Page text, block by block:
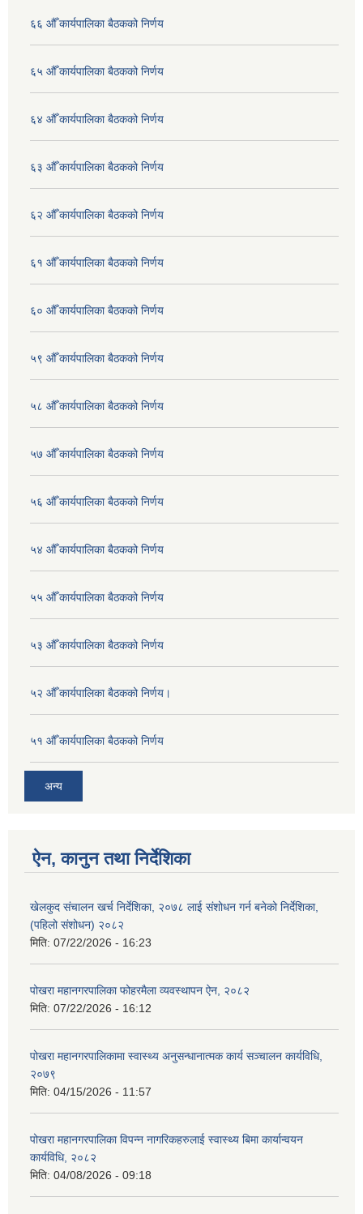
६६ औँ कार्यपालिका बैठकको निर्णय
६५ औँ कार्यपालिका बैठकको निर्णय
६४ औँ कार्यपालिका बैठकको निर्णय
६३ औँ कार्यपालिका बैठकको निर्णय
६२ औँ कार्यपालिका बैठकको निर्णय
६१ औँ कार्यपालिका बैठकको निर्णय
६० औँ कार्यपालिका बैठकको निर्णय
५९ औँ कार्यपालिका बैठकको निर्णय
५८ औँ कार्यपालिका बैठकको निर्णय
५७ औँ कार्यपालिका बैठकको निर्णय
५६ औँ कार्यपालिका बैठकको निर्णय
५४ औँ कार्यपालिका बैठकको निर्णय
५५ औँ कार्यपालिका बैठकको निर्णय
५३ औँ कार्यपालिका बैठकको निर्णय
५२ औँ कार्यपालिका बैठकको निर्णय।
५१ औँ कार्यपालिका बैठकको निर्णय
अन्य
ऐन, कानुन तथा निर्देशिका
खेलकुद संचालन खर्च निर्देशिका, २०७८ लाई संशोधन गर्न बनेको निर्देशिका,
(पहिलो संशोधन) २०८२
मिति: 07/22/2026 - 16:23
पोखरा महानगरपालिका फोहरमैला व्यवस्थापन ऐन, २०८२
मिति: 07/22/2026 - 16:12
पोखरा महानगरपालिकामा स्वास्थ्य अनुसन्धानात्मक कार्य सञ्चालन कार्यविधि,
२०७९
मिति: 04/15/2026 - 11:57
पोखरा महानगरपालिका विपन्न नागरिकहरुलाई स्वास्थ्य बिमा कार्यान्वयन
कार्यविधि, २०८२
मिति: 04/08/2026 - 09:18